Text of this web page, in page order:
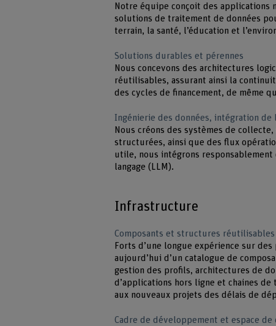
Notre équipe conçoit des
solutions de traitement de données
terrain, la santé, l’éducation et
Solutions durables et pérennes
Nous concevons des architectures
réutilisables, assurant ainsi la
des cycles de financement, de même
Ingénierie des données, intégration de
Nous créons des systèmes de
structurées, ainsi que des flux
utile, nous intégrons
langage (LLM).
Infrastructure
Composants et structures réutilisables
Forts d’une longue expérience sur
aujourd’hui d’un catalogue de
gestion des profils, architectures de
d’applications hors ligne et chaines
aux nouveaux projets des délais de
Cadre de développement et espace de